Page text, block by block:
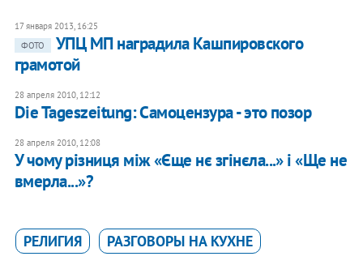
17 января 2013, 16:25
ФОТО
УПЦ МП наградила Кашпировского
грамотой
28 апреля 2010, 12:12
Die Tageszeitung: Самоцензура - это позор
28 апреля 2010, 12:08
У чому різниця між «Єще нє згінєла...» і «Ще не
вмерла...»?
РЕЛИГИЯ РАЗГОВОРЫ НА КУХНЕ